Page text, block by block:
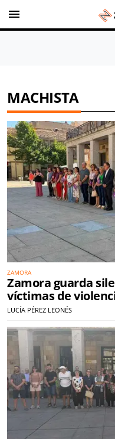
menu
MACHISTA
ZAMORA
Zamora guarda
víctimas de
LUCÍA PÉREZ LEONÉS